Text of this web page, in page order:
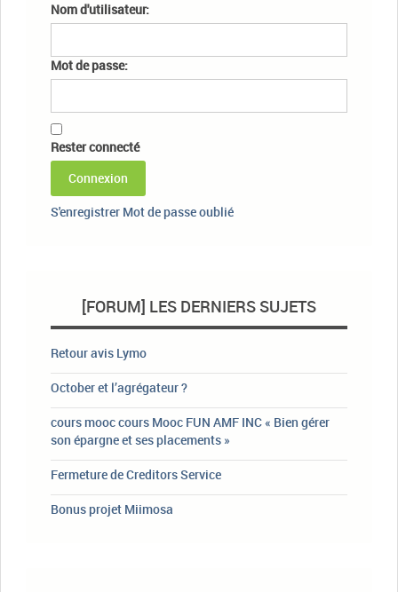
Nom d'utilisateur:
Mot de passe:
Rester connecté
Connexion
S'enregistrer Mot de passe oublié
[FORUM] LES DERNIERS SUJETS
Retour avis Lymo
October et l’agrégateur ?
cours mooc cours Mooc FUN AMF INC « Bien gérer
son épargne et ses placements »
Fermeture de Creditors Service
Bonus projet Miimosa